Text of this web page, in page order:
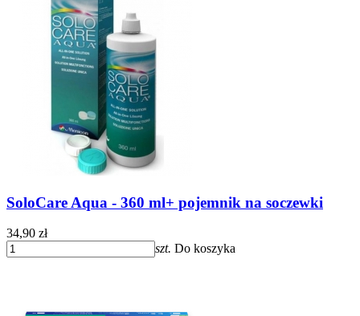
SoloCare Aqua - 360 ml+ pojemnik na soczewki
34,90 zł
szt. Do koszyka